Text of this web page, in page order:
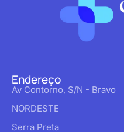
Endereço
Av Contorno, S/N - Bravo
NORDESTE
Serra Preta